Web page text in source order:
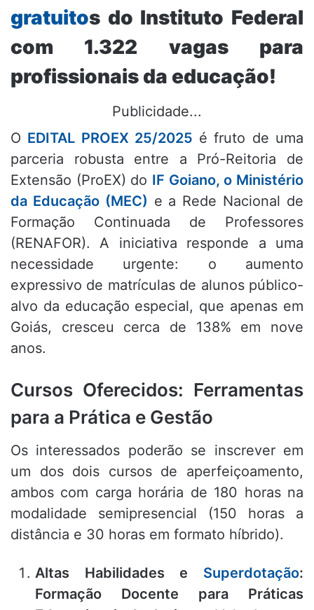
gratuitos do Instituto Federal
com 1.322 vagas para
profissionais da educação!
Publicidade...
O EDITAL PROEX 25/2025 é fruto de uma
parceria robusta entre a Pró-Reitoria de
Extensão (ProEX) do IF Goiano, o Ministério
da Educação (MEC) e a Rede Nacional de
Formação Continuada de Professores
(RENAFOR).A iniciativa responde a uma
necessidade urgente: o aumento
expressivo de matrículas de alunos público-
alvo da educação especial, que apenas em
Goiás, cresceu cerca de 138% em nove
anos.
Cursos Oferecidos: Ferramentas
para a Prática e Gestão
Os interessados poderão se inscrever em
um dos dois cursos de aperfeiçoamento,
ambos com carga horária de 180 horas na
modalidade semipresencial (150 horas a
distância e 30 horas em formato híbrido).
Altas Habilidades e Superdotação:
Formação Docente para Práticas